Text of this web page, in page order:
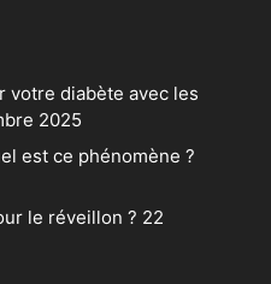
votre diabète avec les
2025
est ce phénomène ?
le réveillon ? 22